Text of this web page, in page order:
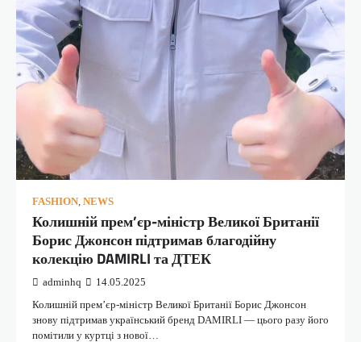
FASHION NEWS
Колишній прем’єр-міністр Великої Британії
Борис Джонсон підтримав благодійну
колекцію DAMIRLI та ДТЕК
adminhq 14.05.2025
Колишній прем’єр-міністр Великої Британії Борис Джонсон
знову підтримав український бренд DAMIRLI — цього разу його
помітили у куртці з нової…